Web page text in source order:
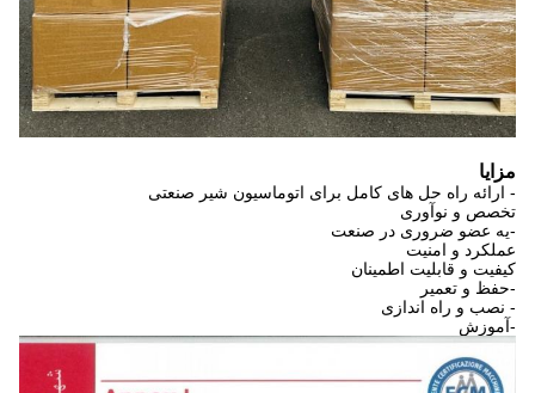
مزایا
- ارائه راه حل های کامل برای اتوماسیون شیر صنعتی
تخصص و نوآوری
-يه عضو ضروری در صنعت
عملکرد و امنیت
کیفیت و قابلیت اطمینان
-حفظ و تعمیر
- نصب و راه اندازی
-آموزش